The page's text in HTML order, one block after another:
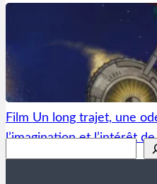
Film Un long trajet, une
l’imagination et l’intérêt de